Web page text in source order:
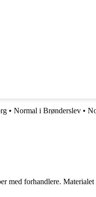
• Normal i Brønderslev •
med forhandlere. Materialet